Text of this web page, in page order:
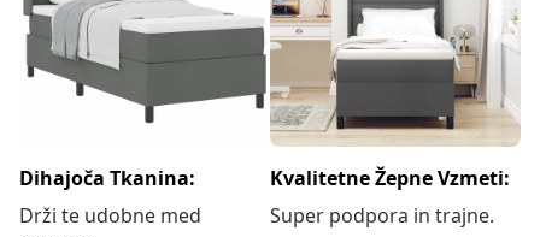
Dihajoča Tkanina:
Drži te udobne med
Kvalitetne Žepne Vzmeti:
Super podpora in trajne.